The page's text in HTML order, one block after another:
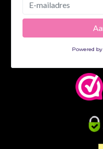
Powered by